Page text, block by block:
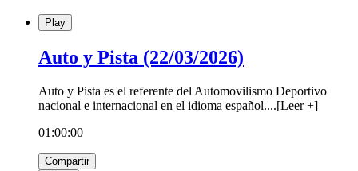
Play
Auto y Pista (22/03/2026)
Auto y Pista es el referente del Automovilismo Deportivo
nacional e internacional en el idioma español....[Leer +]
01:00:00
Compartir